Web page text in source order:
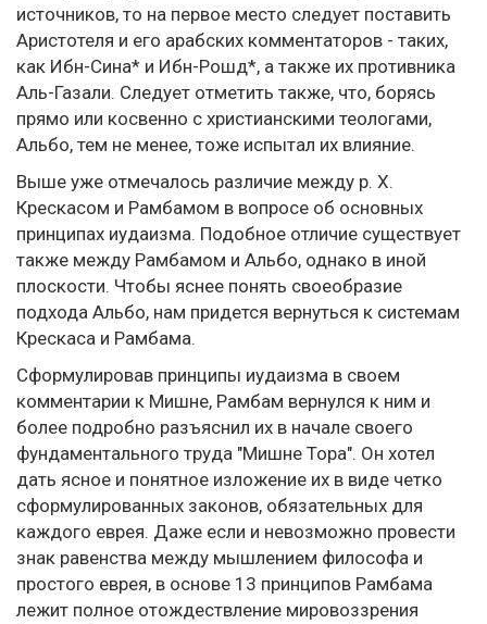
источников, то на первое место следует поставить
Аристотеля и его арабских комментаторов - таких,
как Ибн-Сина* и Ибн-Рошд*, а также их противника
Аль-Газали. Следует отметить также, что, борясь
прямо или косвенно с христианскими теологами,
Альбо, тем не менее, тоже испытал их влияние.
Выше уже отмечалось различие между p. X.
Крескасом и Рамбамом в вопросе об основных
принципах иудаизма. Подобное отличие существует
также между Рамбамом и Альбо, однако в иной
плоскости. Чтобы яснее понять своеобразие
подхода Альбо, нам придется вернуться к системам
Крескаса и Рамбама.
Сформулировав принципы иудаизма в своем
комментарии к Мишне, Рамбам вернулся к ним и
более подробно разъяснил их в начале своего
фундаментального труда "Мишне Тора". Он хотел
дать ясное и понятное изложение их в виде четко
сформулированных законов, обязательных для
каждого еврея. Даже если и невозможно провести
знак равенства между мышлением философа и
простого еврея, в основе 13 принципов Рамбама
лежит полное отождествление мировоззрения